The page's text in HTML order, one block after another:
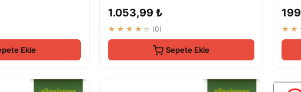
Ekle
1.053,99 ₺
★★★★★ (0)
Sepete Ekle